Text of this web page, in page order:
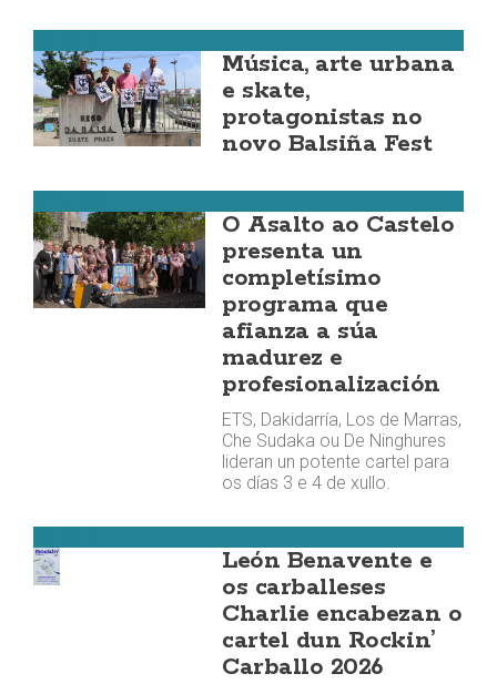
Música, arte urbana
e skate,
protagonistas no
novo Balsiña Fest
O Asalto ao Castelo
presenta un
completísimo
programa que
afianza a súa
madurez e
profesionalización
ETS, Dakidarría, Los de Marras,
Che Sudaka ou De Ninghures
lideran un potente cartel para
os días 3 e 4 de xullo.
León Benavente e
os carballeses
Charlie encabezan o
cartel dun Rockin’
Carballo 2026